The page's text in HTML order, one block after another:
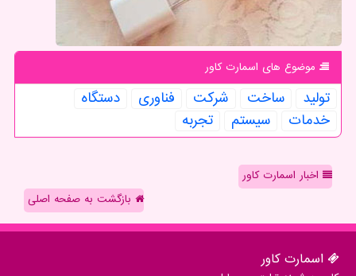
موضوع های اسمارت كاور
تولید ساخت شركت فناوری
دستگاه
خدمات
سیستم تجربه
اخبار اسمارت کاور
بازگشت به صفحه اصلی
اسمارت كاور